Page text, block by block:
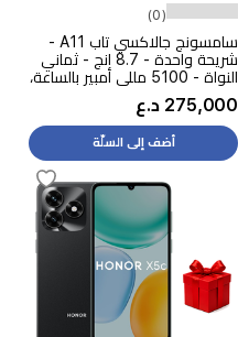
(0)
سامسونج جالاكسي تاب A11 -
شريحة واحدة - 8.7 انج - ثماني
النواة - 5100 مللي أمبير بالساعة،
15 واط
275,000 د.ع
أضف إلى السلّة